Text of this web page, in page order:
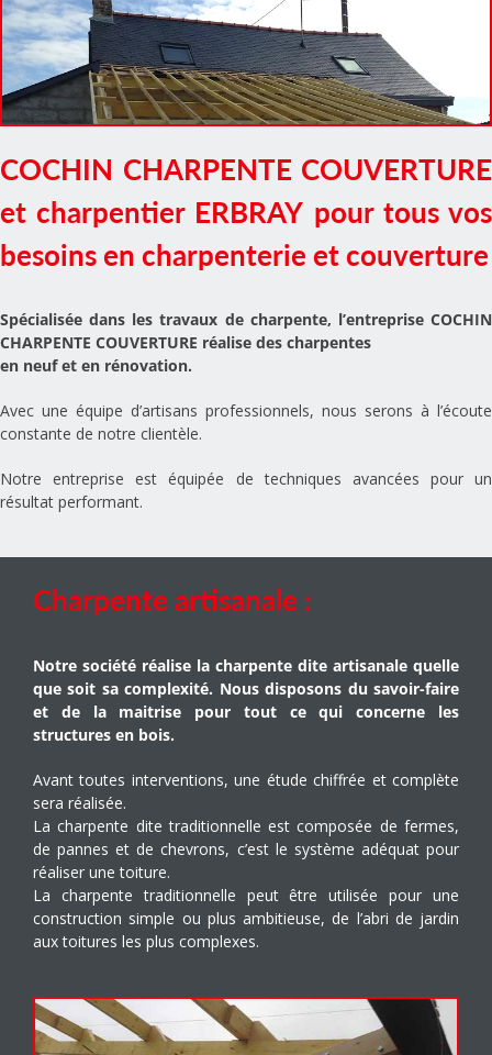
COCHIN CHARPENTE COUVERTURE
et charpentier ERBRAY pour tous vos
besoins en charpenterie et couverture
Spécialisée dans les travaux de charpente, l’entreprise COCHIN
CHARPENTE COUVERTURE réalise des charpentes
en neuf et en rénovation.
Avec une équipe d’artisans professionnels, nous serons à l’écoute
constante de notre clientèle.
Notre entreprise est équipée de techniques avancées pour un
résultat performant.
Charpente artisanale :
Notre société réalise la charpente dite artisanale quelle
que soit sa complexité. Nous disposons du savoir-faire
et de la maitrise pour tout ce qui concerne les
structures en bois.
Avant toutes interventions, une étude chiffrée et complète
sera réalisée.
La charpente dite traditionnelle est composée de fermes,
de pannes et de chevrons, c’est le système adéquat pour
réaliser une toiture.
La charpente traditionnelle peut être utilisée pour une
construction simple ou plus ambitieuse, de l’abri de jardin
aux toitures les plus complexes.